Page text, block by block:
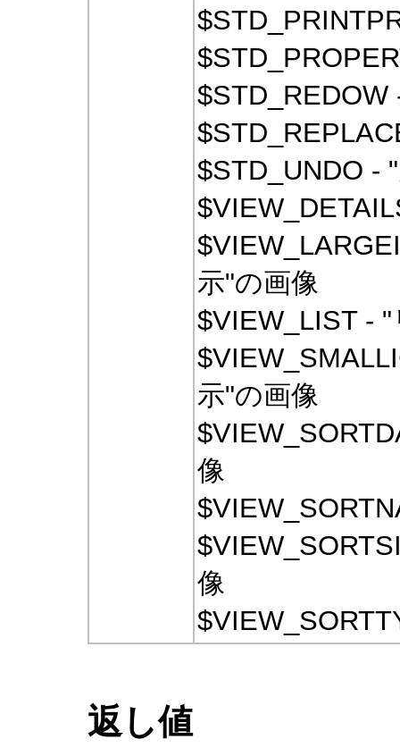
$STD_UNDO -
示"の画像
$VIEW_LIST -
示"の画像
像
像
返し値